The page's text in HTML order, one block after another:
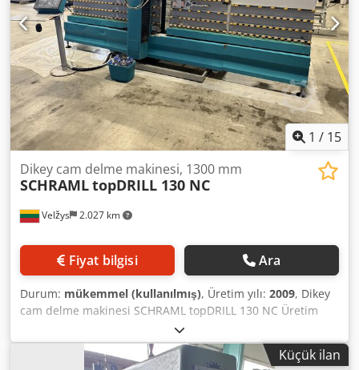
1 / 15
Velžys 2.027 km
Dikey cam delme makinesi, 1300 mm
SCHRAMLtopDRILL 130 NC
Fiyat bilgisi Ara
Durum: mükemmel (kullanılmış), Üretim yılı: 2009, Dikey
cam delme makinesi SCHRAML topDRILL 130 NC Üretim
yılı: 2009 Maksimum çalışma yüksekliği: 1300 mm NC
kontrollü Çok iyi ve temiz durumda Olduğu gibi
satılmaktadır Hemen teslim edilebilir Dcjdpfx Aeyfrvyef Hjk
Küçük ilan